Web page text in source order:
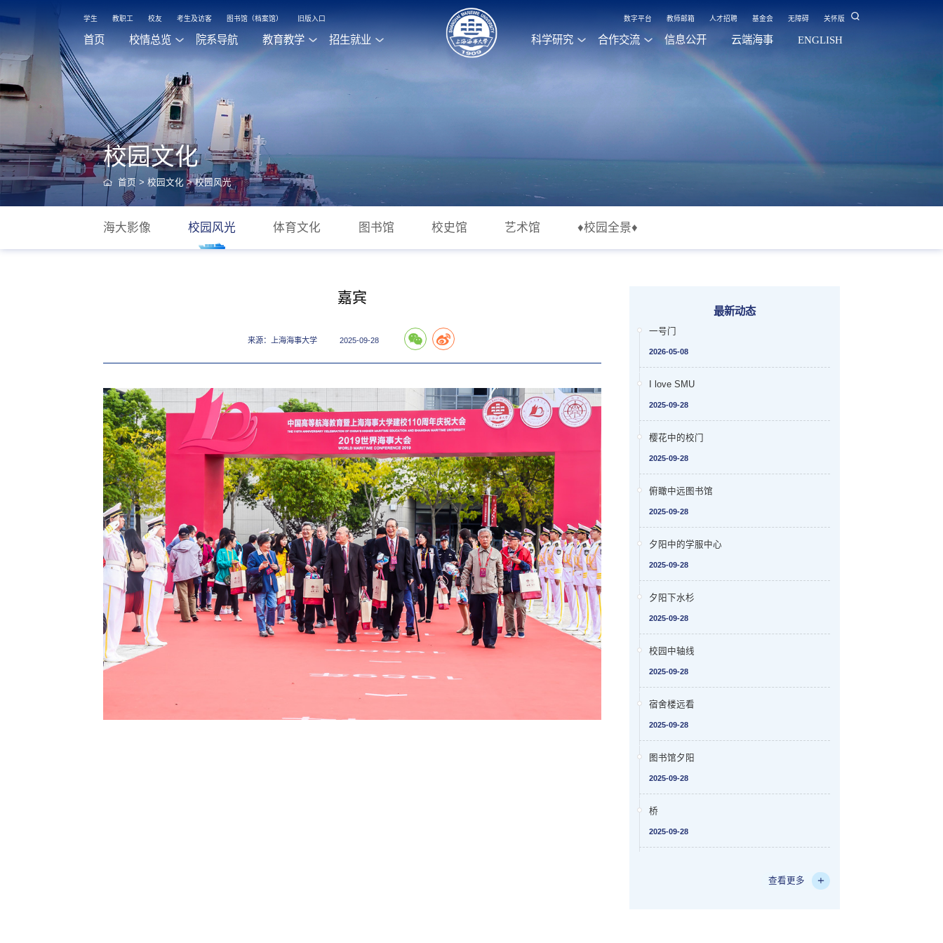
学生 教职工 校友 考生及访客 图书馆（档案馆） 旧版入口 数字平台 教师邮箱 人才招聘 基金会 无障碍 关怀版
首页 校情总览 院系导航 教育教学 招生就业 科学研究 合作交流 信息公开 云端海事 ENGLISH
校园文化
首页 > 校园文化 >校园风光
海大影像 校园风光 体育文化 图书馆 校史馆 艺术馆 ♦校园全景♦
嘉宾
来源：上海海事大学 2025-09-28
最新动态
一号门
2026-05-08
I love SMU
2025-09-28
樱花中的校门
2025-09-28
俯瞰中远图书馆
2025-09-28
夕阳中的学服中心
2025-09-28
夕阳下水杉
2025-09-28
校园中轴线
2025-09-28
宿舍楼远看
2025-09-28
图书馆夕阳
2025-09-28
桥
2025-09-28
查看更多